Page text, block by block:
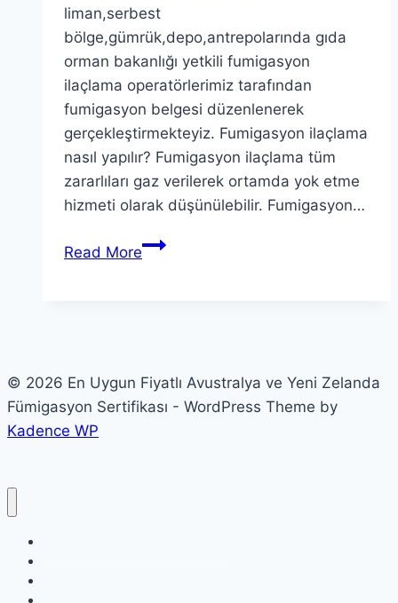
liman,serbest
bölge,gümrük,depo,antrepolarında gıda
orman bakanlığı yetkili fumigasyon
ilaçlama operatörlerimiz tarafından
fumigasyon belgesi düzenlenerek
gerçekleştirmekteyiz. Fumigasyon ilaçlama
nasıl yapılır? Fumigasyon ilaçlama tüm
zararlıları gaz verilerek ortamda yok etme
hizmeti olarak düşünülebilir. Fumigasyon…
Read MoreFUMİGASYON
© 2026 En Uygun Fiyatlı Avustralya ve Yeni Zelanda
Fümigasyon Sertifikası - WordPress Theme by
Kadence WP